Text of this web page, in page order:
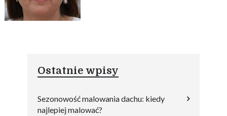
Ostatnie wpisy
Sezonowość malowania dachu: kiedy
najlepiej malować?